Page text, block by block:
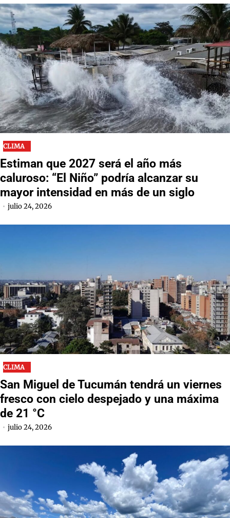
CLIMA
Estiman que 2027 será el año más
caluroso: “El Niño” podría alcanzar su
mayor intensidad en más de un siglo
julio 24, 2026
CLIMA
San Miguel de Tucumán tendrá un viernes
fresco con cielo despejado y una máxima
de 21 °C
julio 24, 2026